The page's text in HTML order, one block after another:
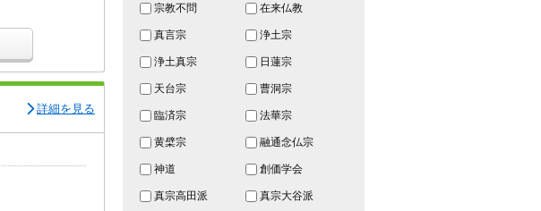
詳細を見る
宗教不問
在来仏教
真言宗
浄土宗
浄土真宗
日蓮宗
天台宗
曹洞宗
臨済宗
法華宗
黄檗宗
融通念仏宗
神道
創価学会
真宗高田派
真宗大谷派